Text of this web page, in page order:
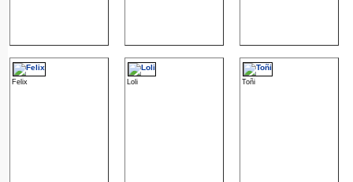
Felix Loli Toñi